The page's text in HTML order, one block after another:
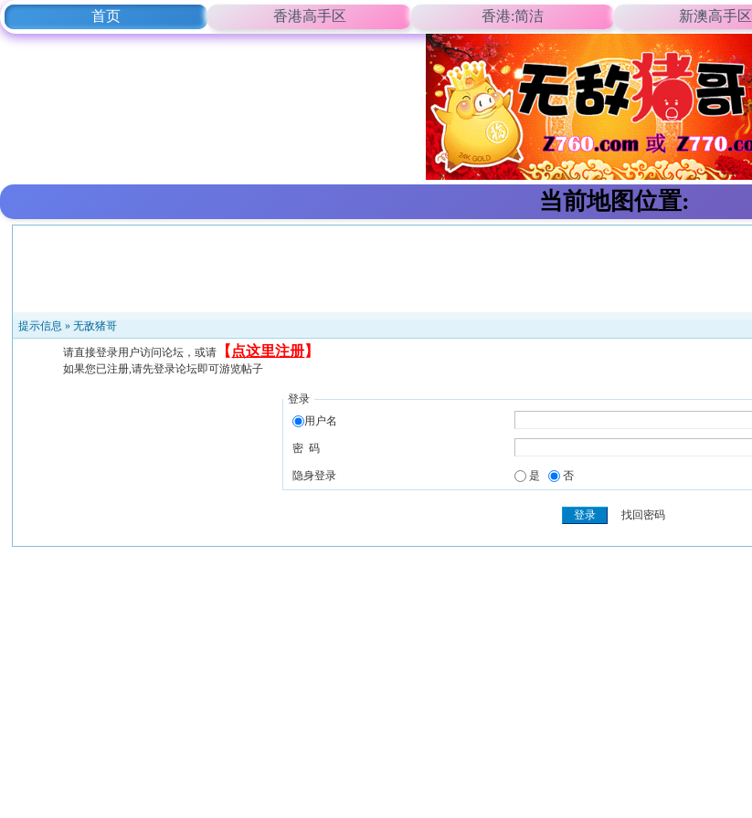
首页 香港高手区 香港:简洁 新澳高手区
当前地图位置:
提示信息 »无敌猪哥
请直接登录用户访问论坛，或请 【 点这里注册】
如果您已注册,请先登录论坛即可游览帖子
登录
用户名
密 码
隐身登录 是 否
找回密码